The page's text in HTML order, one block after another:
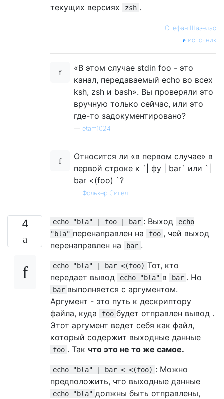
текущих версиях zsh .
— Стефан Шазелас
источник
«В этом случае stdin foo - это
канал, передаваемый echo во всех
ksh, zsh и bash». Вы проверяли это
вручную только сейчас, или это
где-то задокументировано?
etam1024
Относится ли «в первом случае» в
первой строке к `| фу | bar` или `|
bar <(foo) `?
— Фолькер Сигел
4 echo "bla" | foo | bar : Выход
echo
"bla" перенаправлен на foo , чей выход
перенаправлен на
bar .
echo "bla" | bar <(foo) Тот, кто
передает вывод
echo "bla" в bar . Но
bar выполняется с аргументом.
Аргумент - это путь к дескриптору
файла, куда
foo будет отправлен вывод .
Этот аргумент ведет себя как файл,
который содержит выходные данные
foo . Так что это не то же самое.
echo "bla" | bar < <(foo) : Можно
предположить, что выходные данные
echo "bla" должны быть отправлены,